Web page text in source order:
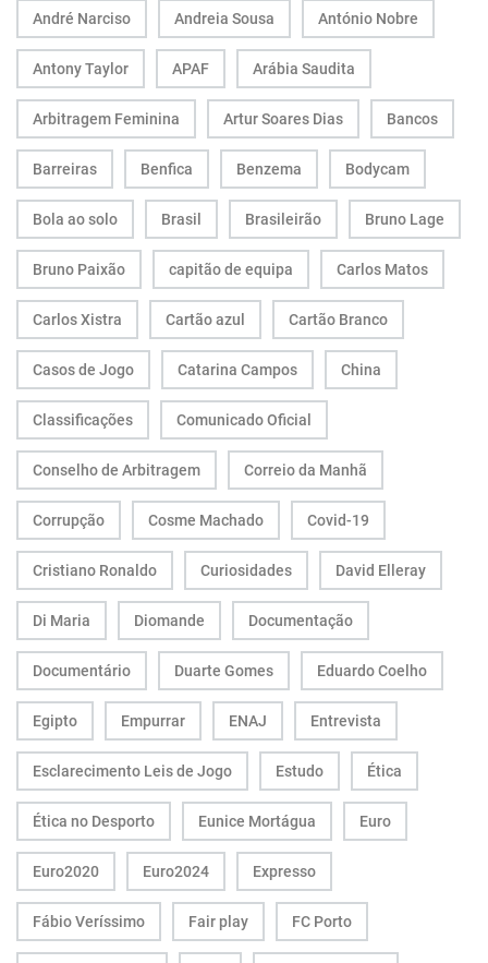
André Narciso Andreia Sousa António Nobre
Antony Taylor APAF Arábia Saudita
Arbitragem Feminina Artur Soares Dias Bancos
Barreiras Benfica Benzema Bodycam
Bola ao solo Brasil Brasileirão Bruno Lage
Bruno Paixão capitão de equipa Carlos Matos
Carlos Xistra Cartão azul Cartão Branco
Casos de Jogo Catarina Campos China
Classificações Comunicado Oficial
Conselho de Arbitragem Correio da Manhã
Corrupção Cosme Machado Covid-19
Cristiano Ronaldo Curiosidades David Elleray
Di Maria Diomande Documentação
Documentário Duarte Gomes Eduardo Coelho
Egipto Empurrar ENAJ Entrevista
Esclarecimento Leis de Jogo Estudo Ética
Ética no Desporto Eunice Mortágua Euro
Euro2020 Euro2024 Expresso
Fábio Veríssimo Fair play FC Porto